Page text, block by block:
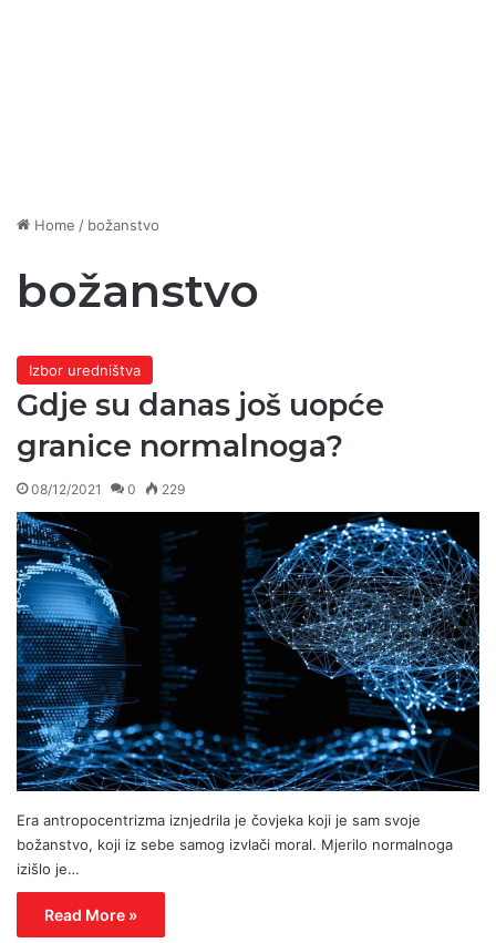
Home / božanstvo
božanstvo
Izbor uredništva
Gdje su danas još uopće
granice normalnoga?
08/12/2021 0 229
Era antropocentrizma iznjedrila je čovjeka koji je sam svoje
božanstvo, koji iz sebe samog izvlači moral. Mjerilo normalnoga
izišlo je…
Read More »